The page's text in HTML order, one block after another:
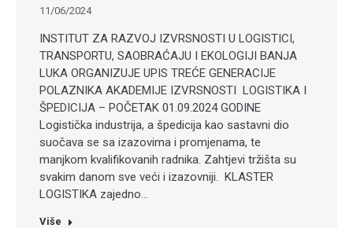
11/06/2024
INSTITUT ZA RAZVOJ IZVRSNOSTI U LOGISTICI,
TRANSPORTU, SAOBRAĆAJU I EKOLOGIJI BANJA
LUKA ORGANIZUJE UPIS TREĆE GENERACIJE
POLAZNIKA AKADEMIJE IZVRSNOSTI LOGISTIKA I
ŠPEDICIJA – POČETAK 01.09.2024 GODINE
Logistička industrija, a špedicija kao sastavni dio
suočava se sa izazovima i promjenama, te
manjkom kvalifikovanih radnika. Zahtjevi tržišta su
svakim danom sve veći i izazovniji. KLASTER
LOGISTIKA zajedno…
Više